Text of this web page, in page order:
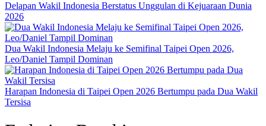
Delapan Wakil Indonesia Berstatus Unggulan di Kejuaraan Dunia
2026
Dua Wakil Indonesia Melaju ke Semifinal Taipei Open 2026,
Leo/Daniel Tampil Dominan
Harapan Indonesia di Taipei Open 2026 Bertumpu pada Dua Wakil
Tersisa